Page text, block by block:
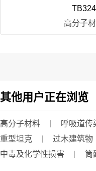
TB324
高分子
其他用户正在浏览
高分子材料 呼吸道传
重型坦克
过木建筑物
中毒及化学性损害
筒